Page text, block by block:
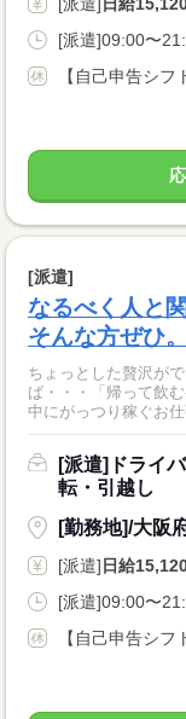
[派遣]09:00〜
[派遣]
なるべく人と
そんな方ぜひ。
ちょっとした贅沢が
ば・・・「帰って飲
中にがっつり稼ぐお
[派遣]ドライ
転・引越し
[勤務地]/大阪
[派遣] 日給
[派遣]09:00〜